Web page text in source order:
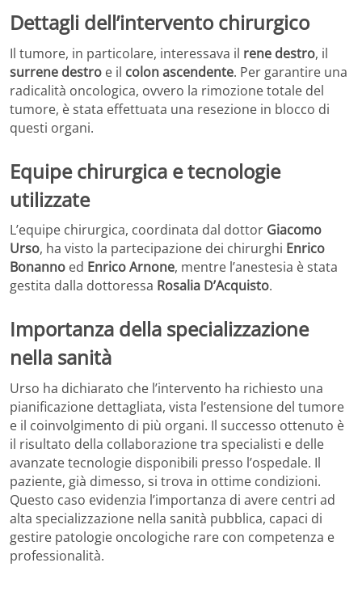
Dettagli dell’intervento chirurgico
Il tumore, in particolare, interessava il rene destro, il
surrene destro e il colon ascendente. Per garantire una
radicalità oncologica, ovvero la rimozione totale del
tumore, è stata effettuata una resezione in blocco di
questi organi.
Equipe chirurgica e tecnologie
utilizzate
L’equipe chirurgica, coordinata dal dottor Giacomo
Urso, ha visto la partecipazione dei chirurghi Enrico
Bonanno ed Enrico Arnone, mentre l’anestesia è stata
gestita dalla dottoressa Rosalia D’Acquisto.
Importanza della specializzazione
nella sanità
Urso ha dichiarato che l’intervento ha richiesto una
pianificazione dettagliata, vista l’estensione del tumore
e il coinvolgimento di più organi. Il successo ottenuto è
il risultato della collaborazione tra specialisti e delle
avanzate tecnologie disponibili presso l’ospedale. Il
paziente, già dimesso, si trova in ottime condizioni.
Questo caso evidenzia l’importanza di avere centri ad
alta specializzazione nella sanità pubblica, capaci di
gestire patologie oncologiche rare con competenza e
professionalità.